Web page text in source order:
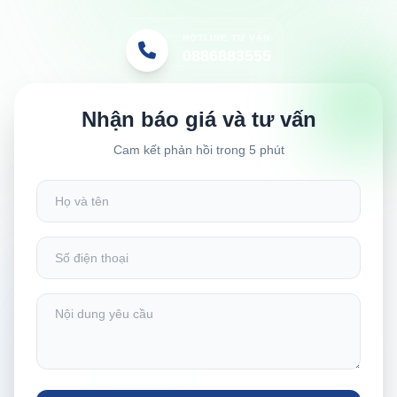
Nhận báo giá và tư vấn
Cam kết phản hồi trong 5 phút